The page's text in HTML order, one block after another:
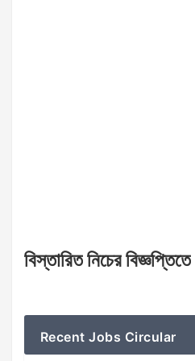
বিস্তারিতনিচেরবিজ্ঞপ্তিতে
Recent Jobs Circular